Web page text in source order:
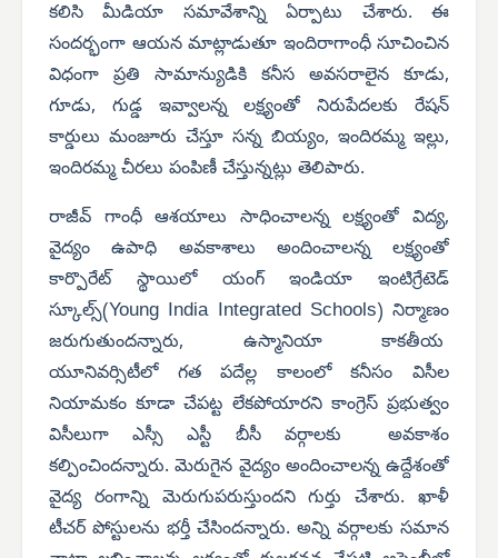
కలిసి మీడియా సమావేశాన్ని ఏర్పాటు చేశారు. ఈ
సందర్భంగా ఆయన మాట్లాడుతూ ఇందిరాగాంధీ సూచించిన
విధంగా ప్రతి సామాన్యుడికి కనీస అవసరాలైన కూడు,
గూడు, గుడ్డ ఇవ్వాలన్న లక్ష్యంతో నిరుపేదలకు రేషన్
కార్డులు మంజూరు చేస్తూ సన్న బియ్యం, ఇందిరమ్మ ఇల్లు,
ఇందిరమ్మ చీరలు పంపిణీ చేస్తున్నట్లు తెలిపారు.
రాజీవ్ గాంధీ ఆశయాలు సాధించాలన్న లక్ష్యంతో విద్య,
వైద్యం ఉపాధి అవకాశాలు అందించాలన్న లక్ష్యంతో
కార్పొరేట్ స్థాయిలో యంగ్ ఇండియా ఇంటిగ్రేటెడ్
స్కూల్స్(Young India Integrated Schools) నిర్మాణం
జరుగుతుందన్నారు, ఉస్మానియా కాకతీయ
యూనివర్సిటీలో గత పదేల్ల కాలంలో కనీసం విసీల
నియామకం కూడా చేపట్ట లేకపోయారని కాంగ్రెస్ ప్రభుత్వం
విసీలుగా ఎస్సీ ఎస్టీ బీసీ వర్గాలకు అవకాశం
కల్పించిందన్నారు. మెరుగైన వైద్యం అందించాలన్న ఉద్దేశంతో
వైద్య రంగాన్ని మెరుగుపరుస్తుందని గుర్తు చేశారు. ఖాళీ
టీచర్ పోస్టులను భర్తీ చేసిందన్నారు. అన్ని వర్గాలకు సమాన